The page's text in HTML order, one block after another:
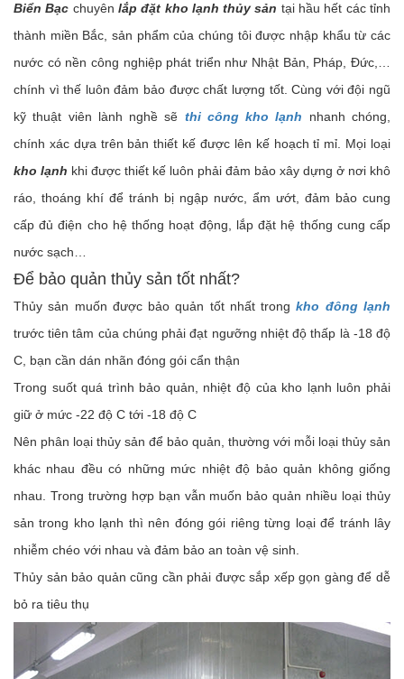
Biển Bạc chuyên lắp đặt kho lạnh thủy sản tại hầu hết các tỉnh
thành miền Bắc, sản phẩm của chúng tôi được nhập khẩu từ các
nước có nền công nghiệp phát triển như Nhật Bản, Pháp, Đức,…
chính vì thế luôn đảm bảo được chất lượng tốt. Cùng với đội ngũ
kỹ thuật viên lành nghề sẽ thi công kho lạnh nhanh chóng,
chính xác dựa trên bản thiết kế được lên kế hoạch tỉ mỉ. Mọi loại
kho lạnh khi được thiết kế luôn phải đảm bảo xây dựng ở nơi khô
ráo, thoáng khí để tránh bị ngập nước, ẩm ướt, đảm bảo cung
cấp đủ điện cho hệ thống hoạt động, lắp đặt hệ thống cung cấp
nước sạch…
Để bảo quản thủy sản tốt nhất?
Thủy sản muốn được bảo quản tốt nhất trongkho đông lạnh
trước tiên tâm của chúng phải đạt ngưỡng nhiệt độ thấp là -18 độ
C, bạn cần dán nhãn đóng gói cẩn thận
Trong suốt quá trình bảo quản, nhiệt độ của kho lạnh luôn phải
giữ ở mức -22 độ C tới -18 độ C
Nên phân loại thủy sản để bảo quản, thường với mỗi loại thủy sản
khác nhau đều có những mức nhiệt độ bảo quản không giống
nhau. Trong trường hợp bạn vẫn muốn bảo quản nhiều loại thủy
sản trong kho lạnh thì nên đóng gói riêng từng loại để tránh lây
nhiễm chéo với nhau và đảm bảo an toàn vệ sinh.
Thủy sản bảo quản cũng cần phải được sắp xếp gọn gàng để dễ
bỏ ra tiêu thụ